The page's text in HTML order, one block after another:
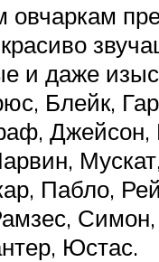
и даже
Блейк,
Джейсон,
Пабло,
Юстас.